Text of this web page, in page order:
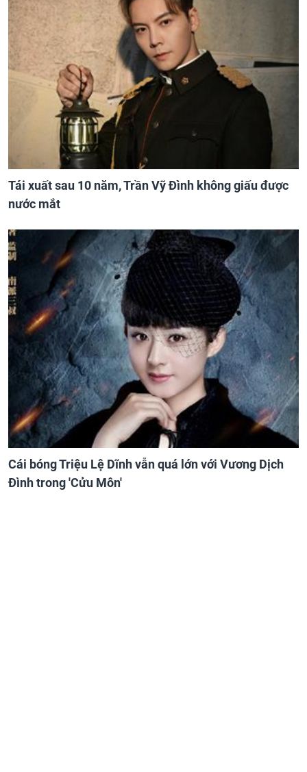
Tái xuất sau 10 năm, Trần Vỹ Đình không giấu được
nước mắt
Cái bóng Triệu Lệ Dĩnh vẫn quá lớn với Vương Dịch
Đình trong 'Cửu Môn'